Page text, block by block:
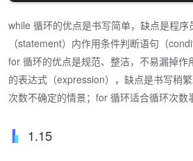
while 循环的优点是书写简单，缺点是程
（statement）内作用条件判断语句（
for 循环的优点是规范、整洁，不易漏掉作
的表达式（expression），缺点是书写稍
次数不确定的情景；for 循环适合循环次数
1.15